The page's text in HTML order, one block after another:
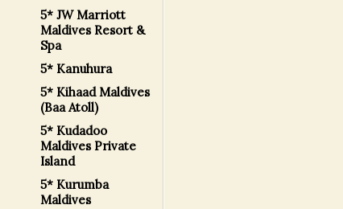
5* JW Marriott
Maldives Resort &
Spa
5* Kanuhura
5* Kihaad Maldives
(Baa Atoll)
5* Kudadoo
Maldives Private
Island
5* Kurumba
Maldives